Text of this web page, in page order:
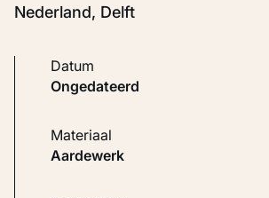
Nederland, Delft
Datum
ongedateerd
Materiaal
Aardewerk